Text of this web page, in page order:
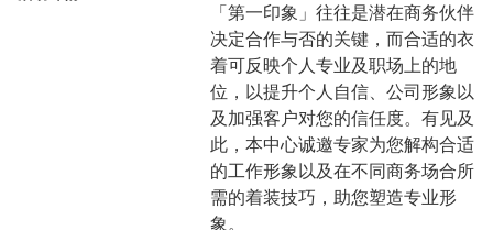
「第一印象」往往是潜在商务伙伴
决定合作与否的关键，而合适的衣
着可反映个人专业及职场上的地
位，以提升个人自信、公司形象以
及加强客户对您的信任度。有见及
此，本中心诚邀专家为您解构合适
的工作形象以及在不同商务场合所
需的着装技巧，助您塑造专业形
象。